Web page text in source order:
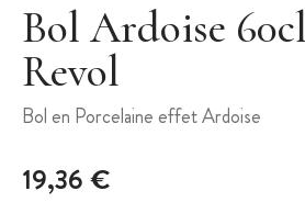
Bol Ardoise
Revol
Bol en Porcelaine effet Ardoise
19,36 €